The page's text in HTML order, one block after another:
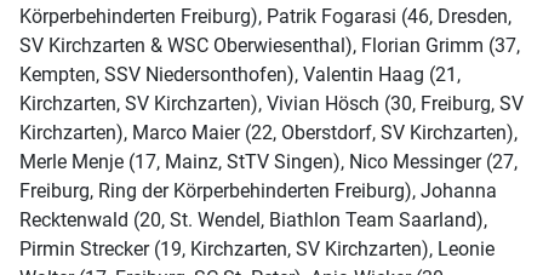
Körperbehinderten Freiburg), Patrik Fogarasi (46, Dresden,
SV Kirchzarten & WSC Oberwiesenthal), Florian Grimm (37,
Kempten, SSV Niedersonthofen), Valentin Haag (21,
Kirchzarten, SV Kirchzarten), Vivian Hösch (30, Freiburg, SV
Kirchzarten), Marco Maier (22, Oberstdorf, SV Kirchzarten),
Merle Menje (17, Mainz, StTV Singen), Nico Messinger (27,
Freiburg, Ring der Körperbehinderten Freiburg), Johanna
Recktenwald (20, St. Wendel, Biathlon Team Saarland),
Pirmin Strecker (19, Kirchzarten, SV Kirchzarten), Leonie